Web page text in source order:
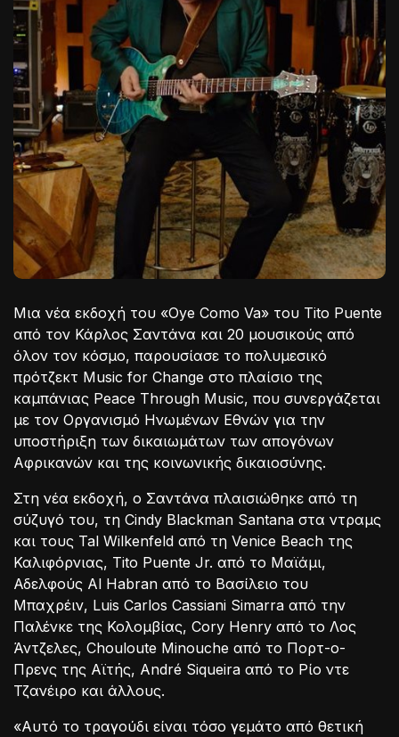
Μια νέα εκδοχή του «Oye Como Va» του Tito Puente
από τον Κάρλος Σαντάνα και 20 μουσικούς από
όλον τον κόσμο, παρουσίασε το πολυμεσικό
πρότζεκτ Music for Change στο πλαίσιο της
καμπάνιας Peace Through Music, που συνεργάζεται
με τον Οργανισμό Ηνωμένων Εθνών για την
υποστήριξη των δικαιωμάτων των απογόνων
Αφρικανών και της κοινωνικής δικαιοσύνης.
Στη νέα εκδοχή, ο Σαντάνα πλαισιώθηκε από τη
σύζυγό του, τη Cindy Blackman Santana στα ντραμς
και τους Tal Wilkenfeld από τη Venice Beach της
Καλιφόρνιας, Tito Puente Jr. από το Μαϊάμι,
Αδελφούς Al Habran από το Βασίλειο του
Μπαχρέιν, Luis Carlos Cassiani Simarra από την
Παλένκε της Κολομβίας, Cory Henry από το Λος
Άντζελες, Chouloute Minouche από το Πορτ-ο-
Πρενς της Αϊτής, André Siqueira από το Ρίο ντε
Τζανέιρο και άλλους.
«Αυτό το τραγούδι είναι τόσο γεμάτο από θετική